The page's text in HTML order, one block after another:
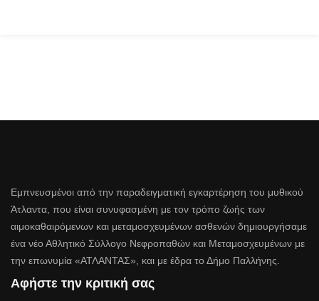
Εμπνευσμένοι από την παραδειγματική εγκαρτέρηση του μυθικού
Άτλαντα, που είναι συνυφασμένη με τον τρόπο ζωής των
αιμοκαθαιρόμενων και μεταμοσχευμένων ασθενών δημιουργήσαμε
ένα νέο Αθλητικό Σύλλογο Νεφροπαθών και Μεταμοσχευμένων με
την επωνυμία «ΑΤΛΑΝΤΑΣ», και με έδρα το Δήμο Παλλήνης.
Αφήστε την κριτική σας